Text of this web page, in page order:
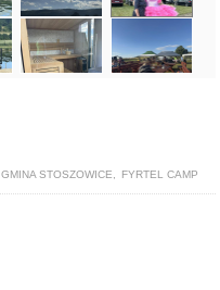
GMINA STOSZOWICE FYRTEL CAMP